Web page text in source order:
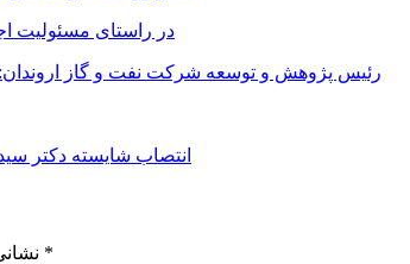
در راستای
رئیس پژوهش و توسعه شرکت نفت و گاز اروندان:
انتصاب شایسته دکتر
*